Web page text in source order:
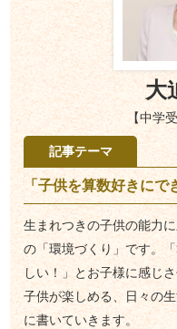
大
【中学
記事テーマ
「子供を算数好きにで
生まれつきの子供の能力
の「環境づくり」です。
しい！」とお子様に感じ
子供が楽しめる、日々の
に書いていきます。